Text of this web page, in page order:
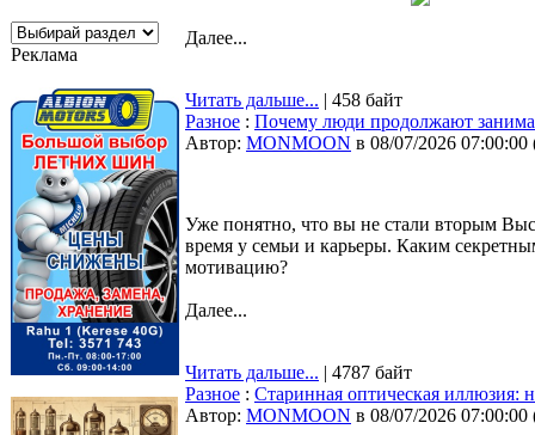
Реклама
Далее...
Читать дальше... | 458 байт
Разное : Почему люди продолжают
Автор: MONMOON в 08/07/2026 07:00:00
Уже понятно, что вы не стали вторым
время у семьи и карьеры. Каким
мотивацию?
Далее...
Читать дальше... | 4787 байт
Разное : Старинная оптическая иллюзия:
Автор: MONMOON в 08/07/2026 07:00:00